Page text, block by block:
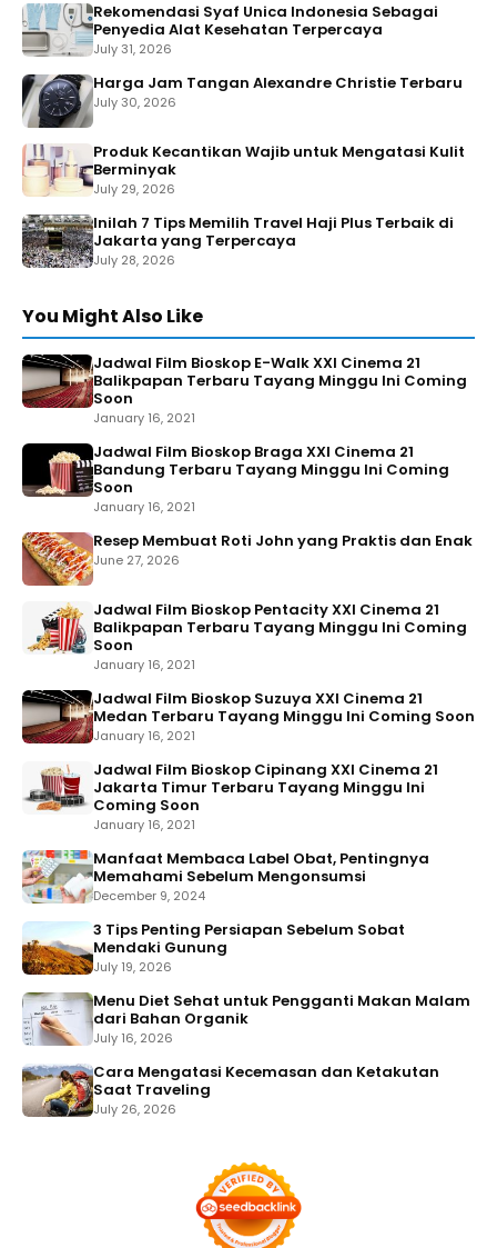
Rekomendasi Syaf Unica Indonesia Sebagai
Penyedia Alat Kesehatan Terpercaya
July 31, 2026
Harga Jam Tangan Alexandre Christie Terbaru
July 30, 2026
Produk Kecantikan Wajib untuk Mengatasi Kulit
Berminyak
July 29, 2026
Inilah 7 Tips Memilih Travel Haji Plus Terbaik di
Jakarta yang Terpercaya
July 28, 2026
You Might Also Like
Jadwal Film Bioskop E-Walk XXI Cinema 21
Balikpapan Terbaru Tayang Minggu Ini Coming
Soon
January 16, 2021
Jadwal Film Bioskop Braga XXI Cinema 21
Bandung Terbaru Tayang Minggu Ini Coming
Soon
January 16, 2021
Resep Membuat Roti John yang Praktis dan Enak
June 27, 2026
Jadwal Film Bioskop Pentacity XXI Cinema 21
Balikpapan Terbaru Tayang Minggu Ini Coming
Soon
January 16, 2021
Jadwal Film Bioskop Suzuya XXI Cinema 21
Medan Terbaru Tayang Minggu Ini Coming Soon
January 16, 2021
Jadwal Film Bioskop Cipinang XXI Cinema 21
Jakarta Timur Terbaru Tayang Minggu Ini
Coming Soon
January 16, 2021
Manfaat Membaca Label Obat, Pentingnya
Memahami Sebelum Mengonsumsi
December 9, 2024
3 Tips Penting Persiapan Sebelum Sobat
Mendaki Gunung
July 19, 2026
Menu Diet Sehat untuk Pengganti Makan Malam
dari Bahan Organik
July 16, 2026
Cara Mengatasi Kecemasan dan Ketakutan
Saat Traveling
July 26, 2026